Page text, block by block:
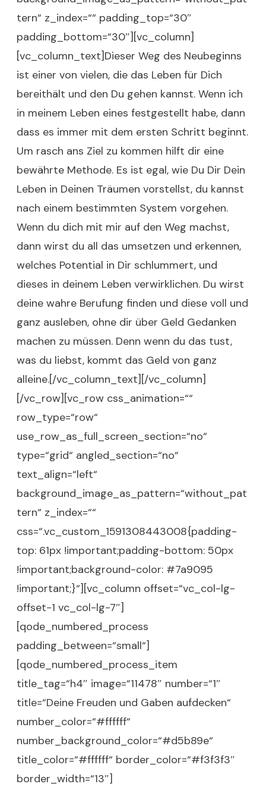
tern“ z_index=““ padding_top=“30″
padding_bottom=“30″][vc_column]
[vc_column_text]Dieser Weg des Neubeginns
ist einer von vielen, die das Leben für Dich
bereithält und den Du gehen kannst. Wenn ich
in meinem Leben eines festgestellt habe, dann
dass es immer mit dem ersten Schritt beginnt.
Um rasch ans Ziel zu kommen hilft dir eine
bewährte Methode. Es ist egal, wie Du Dir Dein
Leben in Deinen Träumen vorstellst, du kannst
nach einem bestimmten System vorgehen.
Wenn du dich mit mir auf den Weg machst,
dann wirst du all das umsetzen und erkennen,
welches Potential in Dir schlummert, und
dieses in deinem Leben verwirklichen. Du wirst
deine wahre Berufung finden und diese voll und
ganz ausleben, ohne dir über Geld Gedanken
machen zu müssen. Denn wenn du das tust,
was du liebst, kommt das Geld von ganz
alleine.[/vc_column_text][/vc_column]
[/vc_row][vc_row css_animation=““
row_type=“row“
use_row_as_full_screen_section=“no“
type=“grid“ angled_section=“no“
text_align=“left“
background_image_as_pattern=“without_pat
tern“ z_index=““
css=“.vc_custom_1591308443008{padding-
top: 61px !important;padding-bottom: 50px
!important;background-color: #7a9095
!important;}“][vc_column offset=“vc_col-lg-
offset-1 vc_col-lg-7″]
[qode_numbered_process
padding_between=“small“]
[qode_numbered_process_item
title_tag=“h4″ image=“11478″ number=“1″
title=“Deine Freuden und Gaben aufdecken“
number_color=“#ffffff“
number_background_color=“#d5b89e“
title_color=“#ffffff“ border_color=“#f3f3f3″
border_width=“13″]